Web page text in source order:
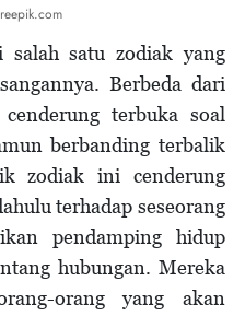
salah satu zodiak yang
Berbeda dari
terbuka soal
berbanding terbalik
zodiak ini cenderung
terhadap seseorang
pendamping hidup
hubungan. Mereka
orang yang akan